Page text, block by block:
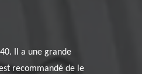
Il a une grande
recommandé de le